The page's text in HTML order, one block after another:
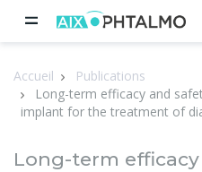
Accueil
Publications
Long-term efficacy and
implant for the treatment of
Long-term
Panneau de gestion des cookies